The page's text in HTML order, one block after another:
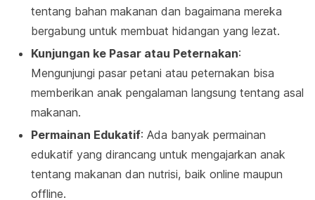
tentang bahan makanan dan bagaimana mereka
bergabung untuk membuat hidangan yang lezat.
Kunjungan ke Pasar atau Peternakan:
Mengunjungi pasar petani atau peternakan bisa
memberikan anak pengalaman langsung tentang asal
makanan.
Permainan Edukatif: Ada banyak permainan
edukatif yang dirancang untuk mengajarkan anak
tentang makanan dan nutrisi, baik online maupun
offline.